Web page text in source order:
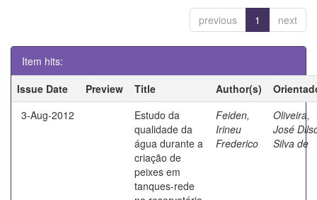
previous 1 next
Item hits:
Issue Date
Preview Title Author(s)
3-Aug-2012
Estudo da
qualidade da
água durante a
criação de
peixes em
tanques-rede
Feiden,
Irineu
Frederico
Oliveira,
José
Silva de